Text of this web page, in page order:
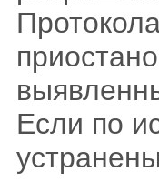
Если по